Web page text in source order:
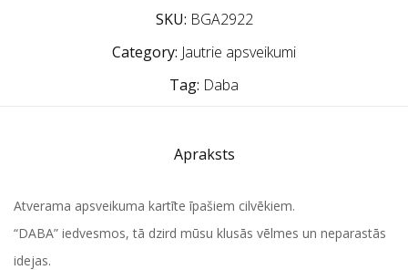
SKU: BGA2922
Category: Jautrie apsveikumi
Tag: Daba
Apraksts
Atverama apsveikuma kartīte īpašiem cilvēkiem.
“DABA” iedvesmos, tā dzird mūsu klusās vēlmes un neparastās
idejas.